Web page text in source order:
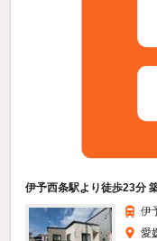
伊予西条駅より徒歩23分
伊
愛